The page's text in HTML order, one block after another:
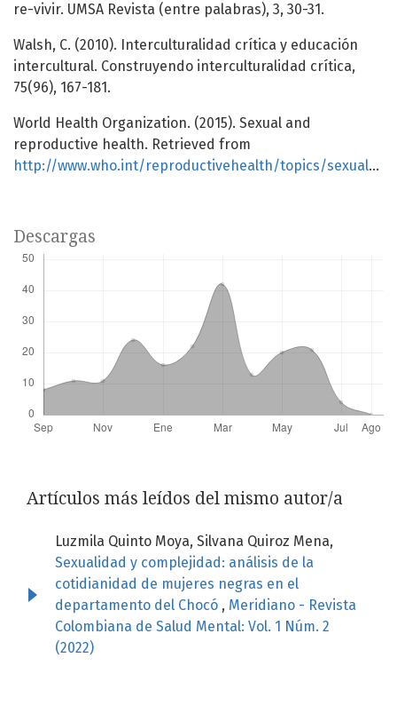
re-vivir. UMSA Revista (entre palabras), 3, 30-31.
Walsh, C. (2010). Interculturalidad crítica y educación
intercultural. Construyendo interculturalidad crítica,
75(96), 167-181.
World Health Organization. (2015). Sexual and
reproductive health. Retrieved from
http://www.who.int/reproductivehealth/topics/sexual_health/sh_definitions/en/
Descargas
Artículos más leídos del mismo autor/a
Luzmila Quinto Moya, Silvana Quiroz Mena,
Sexualidad y complejidad: análisis de la
cotidianidad de mujeres negras en el
departamento del Chocó , Meridiano - Revista
Colombiana de Salud Mental: Vol. 1 Núm. 2
(2022)